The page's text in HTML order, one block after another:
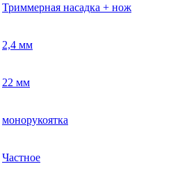
Триммерная насадка + нож
2,4 мм
22 мм
монорукоятка
Частное